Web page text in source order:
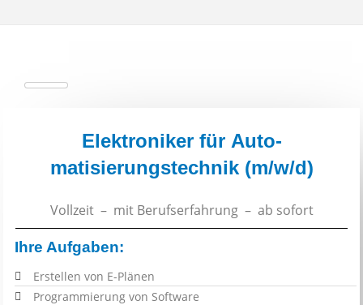
Elektroniker für Auto-
matisierungstechnik (m/w/d)
Vollzeit – mit Berufserfahrung – ab sofort
Ihre Aufgaben:
Erstellen von E-Plänen
Programmierung von Software